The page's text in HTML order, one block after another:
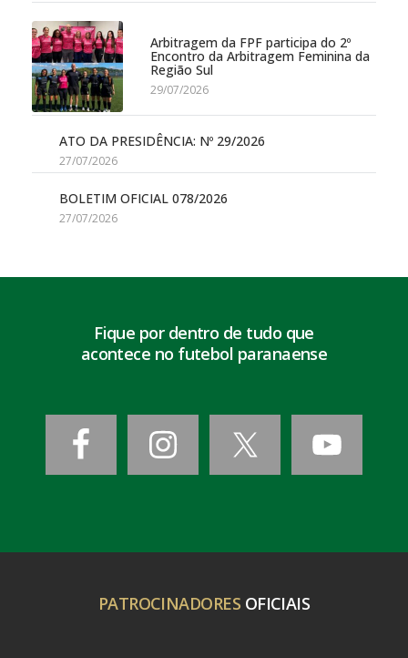
Arbitragem da FPF participa do 2º
Encontro da Arbitragem Feminina da
Região Sul
29/07/2026
ATO DA PRESIDÊNCIA: Nº 29/2026
27/07/2026
BOLETIM OFICIAL 078/2026
27/07/2026
Fique por dentro de tudo que
acontece no futebol paranaense
PATROCINADORES OFICIAIS